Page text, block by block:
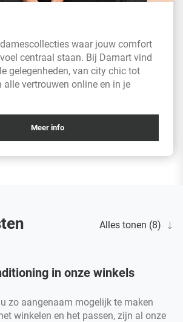
waar jouw comfort
centraal staan. Bij Damart vind
gelegenheden, van city chic tot
alle vertrouwen online en in je
Meer info
Alles tonen (8)
in onze winkels
zo aangenaam mogelijk te maken
winkelen en het passen, zijn al onze